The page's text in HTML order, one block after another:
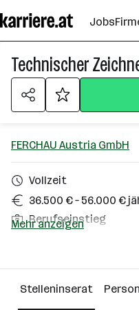
Seiteninhalt
springen
Jobs
Technischer
FERCHAU Austria GmbH
Vollzeit
36.500 € – 56.000 €
Berufseinstieg
Über das Unternehmen
Mehr anzeigen
Stelleninserat